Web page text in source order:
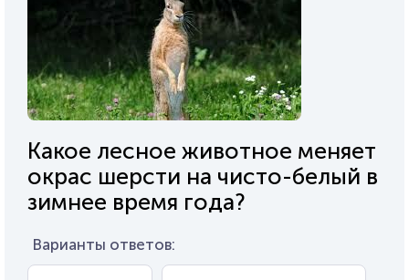
Какое лесное животное меняет
окрас шерсти на чисто-белый в
зимнее время года?
Варианты ответов: